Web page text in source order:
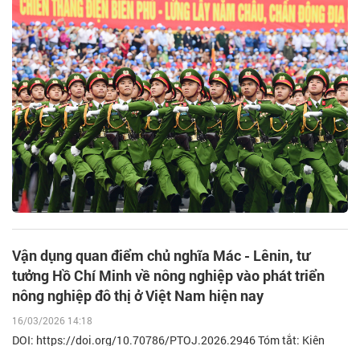
Vận dụng quan điểm chủ nghĩa Mác - Lênin, tư
tưởng Hồ Chí Minh về nông nghiệp vào phát triển
nông nghiệp đô thị ở Việt Nam hiện nay
16/03/2026 14:18
DOI: https://doi.org/10.70786/PTOJ.2026.2946 Tóm tắt: Kiên